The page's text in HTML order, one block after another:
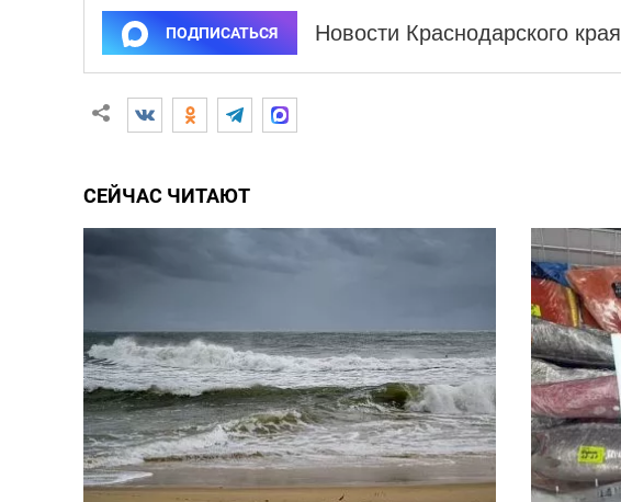
ПОДПИСАТЬСЯ Новости Краснодарского края
СЕЙЧАС ЧИТАЮТ